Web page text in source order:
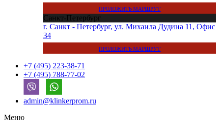
ПРОЛОЖИТЬ МАРШРУТ
Санкт-Петербург
г. Санкт - Петербург, ул. Михаила Дудина 11, Офис
34
ПРОЛОЖИТЬ МАРШРУТ
+7 (495) 223-38-71
+7 (495) 788-77-02
admin@klinkerprom.ru
Меню